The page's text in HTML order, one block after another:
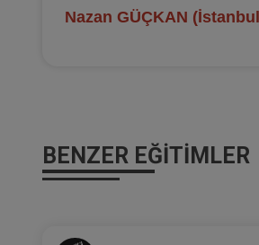
Nazan GÜÇKAN
BENZER EĞITIMLER